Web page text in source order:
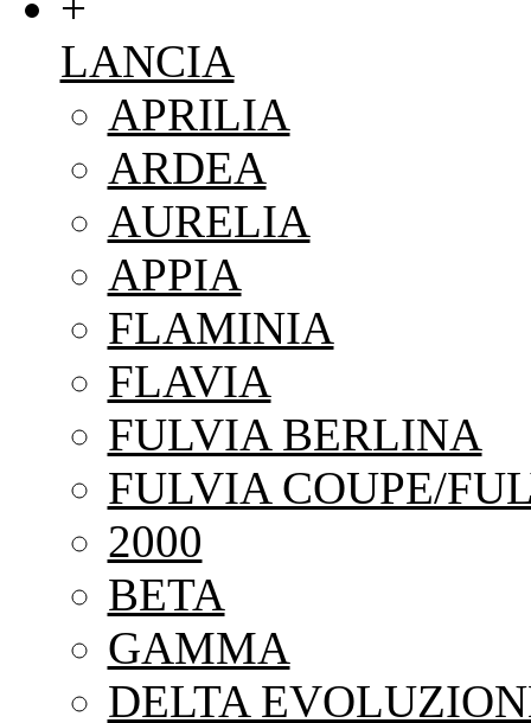
LANCIA
APRILIA
ARDEA
AURELIA
APPIA
FLAMINIA
FLAVIA
FULVIA BERLINA
FULVIA COUPE/
2000
BETA
GAMMA
DELTA